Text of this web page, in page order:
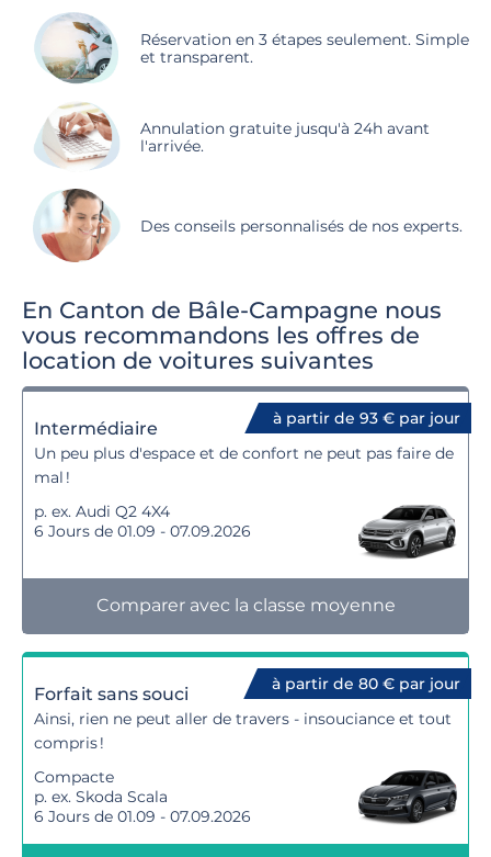
Réservation en 3 étapes seulement. Simple
et transparent.
Annulation gratuite jusqu'à 24h avant
l'arrivée.
Des conseils personnalisés de nos experts.
En Canton de Bâle-Campagne nous
vous recommandons les offres de
location de voitures suivantes
à partir de 93 € par jour
Intermédiaire
Un peu plus d'espace et de confort ne peut pas faire de
mal !
p. ex. Audi Q2 4X4
6 Jours de 01.09 - 07.09.2026
Comparer avec la classe moyenne
à partir de 80 € par jour
Forfait sans souci
Ainsi, rien ne peut aller de travers - insouciance et tout
compris !
Compacte
p. ex. Skoda Scala
6 Jours de 01.09 - 07.09.2026